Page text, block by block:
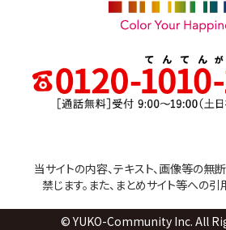
当サイトの内容、テキスト、画像等の無
禁じます。また、まとめサイト等への引
© YUKO-Community Inc. All